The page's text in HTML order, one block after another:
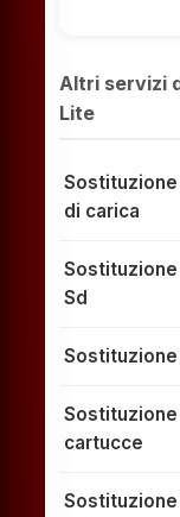
Altri servizi
Lite
di carica
Sd
cartucce